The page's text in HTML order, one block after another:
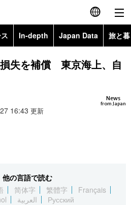
English
简体字
Русский
In-depth Japan Data 旅と
Topics
失を補償 東京海上、自
News
from Japan
16:43 更新
他の言語で読む
简体字 繁體字
Français
العربية Русский